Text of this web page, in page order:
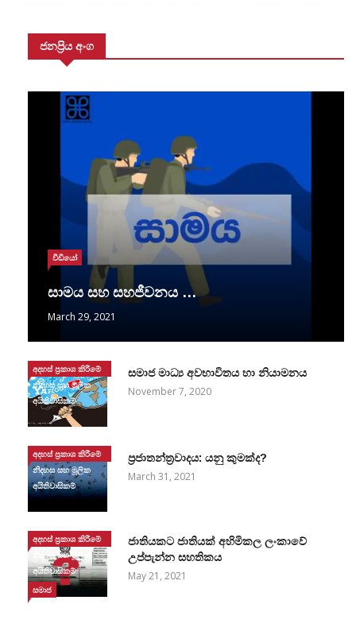
ජනප්‍රිය අංග
වීඩියෝ
සාමය සහ සහජීවනය …
March 29, 2021
අදහස් ප්‍රකාශ කිරීමේ
නිදහස සහ මූලික
අයිතිවාසිකම්
සමාජ මාධ්‍ය අවභාවිතය හා නියාමනය
November 7, 2020
අදහස් ප්‍රකාශ කිරීමේ
නිදහස සහ මූලික
අයිතිවාසිකම්
ප්‍රජාතන්ත්‍රවාදය: යනු කුමක්ද?
March 31, 2021
අදහස් ප්‍රකාශ කිරීමේ
නිදහස සහ මූලික
අයිතිවාසිකම්
සමාජ
ජාතියකට ජාතියක් අහිමිකල ලංකාවේ
උප්පැන්න සහතිකය
May 21, 2021